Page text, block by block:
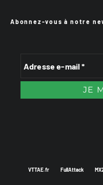
Abonnez-vous à notre
VTTAE.fr FullAttack